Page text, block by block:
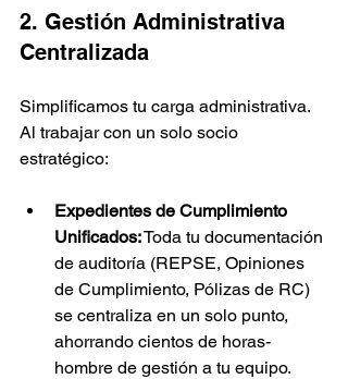
2. Gestión Administrativa
Centralizada
Simplificamos tu carga administrativa.
Al trabajar con un solo socio
estratégico:
Expedientes de Cumplimiento
Unificados: Toda tu documentación
de auditoría (REPSE, Opiniones
de Cumplimiento, Pólizas de RC)
se centraliza en un solo punto,
ahorrando cientos de horas-
hombre de gestión a tu equipo.